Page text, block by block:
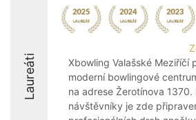
Laureáti
Xbowling Valašské Meziříčí
moderní bowlingové
na adrese Žerotínova 1370.
návštěvníky je zde